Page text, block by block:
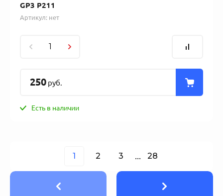
GP3 P211
Артикул: нет
250 руб.
Есть в наличии
1 2 3 ... 28